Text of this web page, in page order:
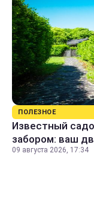
ПОЛЕЗНОЕ
Известный
забором: ваш
09 августа 2026, 17:34